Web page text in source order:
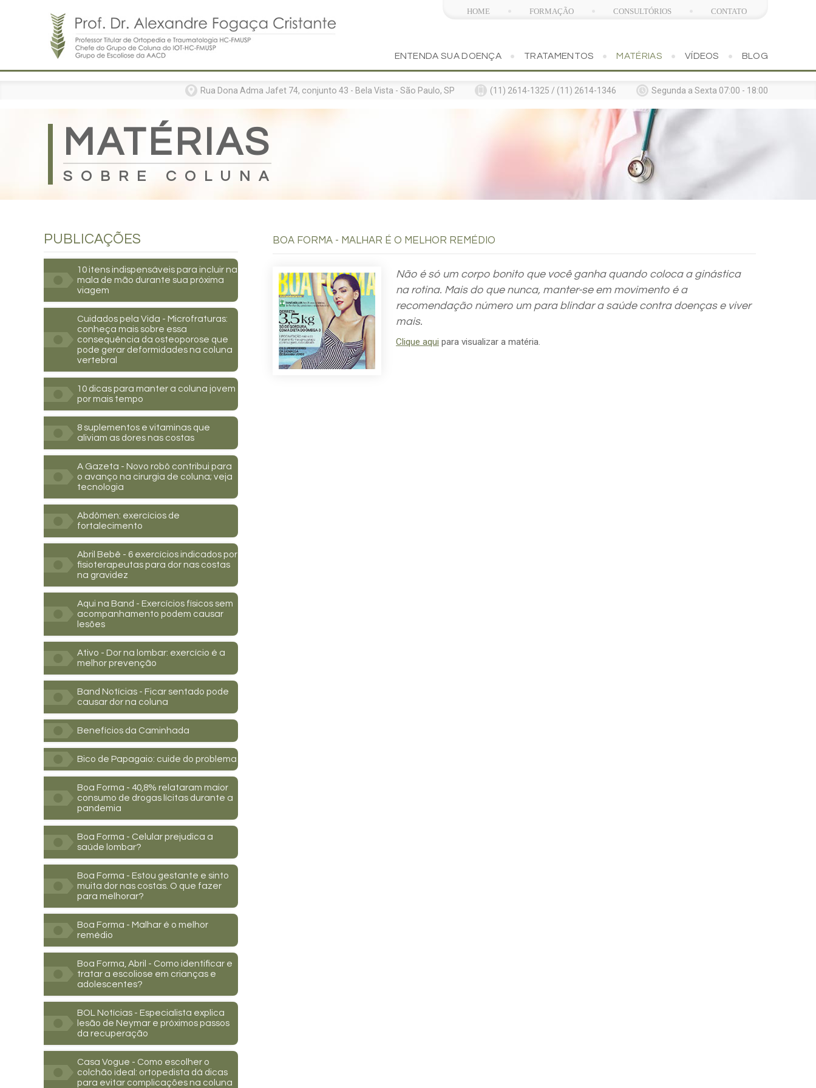
Formação
Entenda sua doença
HOME FORMAÇÃO CONSULTÓRIOS CONTATO
BLOG
VÍDEOS
MATÉRIAS
TRATAMENTOS
ENTENDA SUA DOENÇA
Rua Dona Adma Jafet 74, conjunto 43 - Bela Vista - São Paulo, SP (11) 2614-1325 / (11) 2614-1346 Segunda a Sexta 07:00 - 18:00
SOBRE COLUNA
MATÉRIAS
BOA FORMA - MALHAR É O MELHOR REMÉDIO
Não é só um corpo bonito que você ganha quando coloca a ginástica
na rotina. Mais do que nunca, manter-se em movimento é a
recomendação número um para blindar a saúde contra doenças e viver
mais.
Clique aqui para visualizar a matéria.
PUBLICAÇÕES
10 itens indispensáveis para incluir na
mala de mão durante sua próxima
viagem
Cuidados pela Vida - Microfraturas:
conheça mais sobre essa
consequência da osteoporose que
pode gerar deformidades na coluna
vertebral
10 dicas para manter a coluna jovem
por mais tempo
8 suplementos e vitaminas que
aliviam as dores nas costas
A Gazeta - Novo robô contribui para
o avanço na cirurgia de coluna; veja
tecnologia
Abdômen: exercícios de
fortalecimento
Abril Bebê - 6 exercícios indicados por
fisioterapeutas para dor nas costas
na gravidez
Aqui na Band - Exercícios físicos sem
acompanhamento podem causar
lesões
Ativo - Dor na lombar: exercício é a
melhor prevenção
Band Notícias - Ficar sentado pode
causar dor na coluna
Benefícios da Caminhada
Bico de Papagaio: cuide do problema
Boa Forma - 40,8% relataram maior
consumo de drogas lícitas durante a
pandemia
Boa Forma - Celular prejudica a
saúde lombar?
Boa Forma - Estou gestante e sinto
muita dor nas costas. O que fazer
para melhorar?
Boa Forma - Malhar é o melhor
remédio
Boa Forma, Abril - Como identificar e
tratar a escoliose em crianças e
adolescentes?
BOL Notícias - Especialista explica
lesão de Neymar e próximos passos
da recuperação
Casa Vogue - Como escolher o
colchão ideal: ortopedista dá dicas
para evitar complicações na coluna